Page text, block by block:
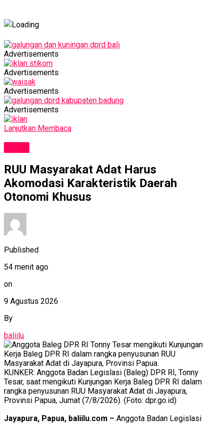
Advertisements
Advertisements
Advertisements
Advertisements
Lanjutkan Membaca
RUU Masyarakat Adat Harus
Akomodasi Karakteristik Daerah
Otonomi Khusus
Published
54 menit ago
on
9 Agustus 2026
By
baliilu
KUNKER: Anggota Badan Legislasi (Baleg) DPR RI, Tonny
Tesar, saat mengikuti Kunjungan Kerja Baleg DPR RI dalam
rangka penyusunan RUU Masyarakat Adat di Jayapura,
Provinsi Papua, Jumat (7/8/2026). (Foto: dpr.go.id)
Jayapura, Papua, baliilu.com – Anggota Badan Legislasi